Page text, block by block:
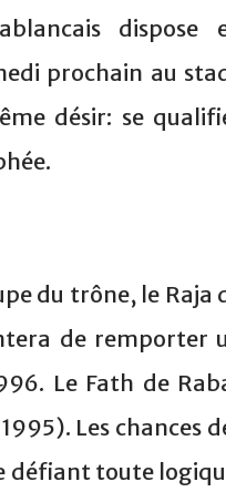
dispose
prochain au
désir: se
du trône, le Raja
de remporter
Le Fath de
Les chances
défiant toute